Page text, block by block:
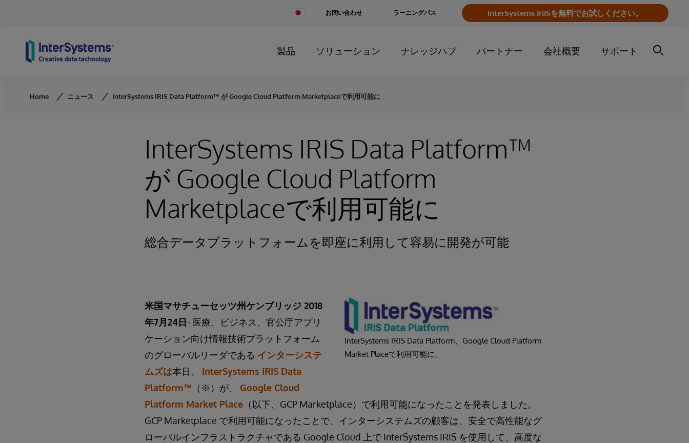
Change
お問い合わせ InterSystems IRISを無料でお試しください。
ラーニングパス
製品 ソリューション ナレッジハブ パートナー 会社概要 サポート
Home ニュース InterSystems IRIS Data Platform™ が Google Cloud Platform Marketplaceで利用可能に
InterSystems IRIS Data Platform™
が Google Cloud Platform
Marketplaceで利用可能に
総合データプラットフォームを即座に利用して容易に開発が可能
InterSystems IRIS Data Platform、Google Cloud Platform
Market Placeで利用可能に。
米国マサチューセッツ州ケンブリッジ 2018
年7月24日- 医療、ビジネス、官公庁アプリ
ケーション向け情報技術プラットフォーム
のグローバルリーダである インターシステ
ムズは本日、 InterSystems IRIS Data
Platform™ （※）が、 Google Cloud
Platform Market Place （以下、GCP Marketplace）で利用可能になったことを発表しました。
GCP Marketplace で利用可能になったことで、インターシステムズの顧客は、安全で高性能なグ
ローバルインフラストラクチャである Google Cloud 上で InterSystems IRIS を使用して、高度な